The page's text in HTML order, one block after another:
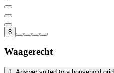
8
Waagerecht